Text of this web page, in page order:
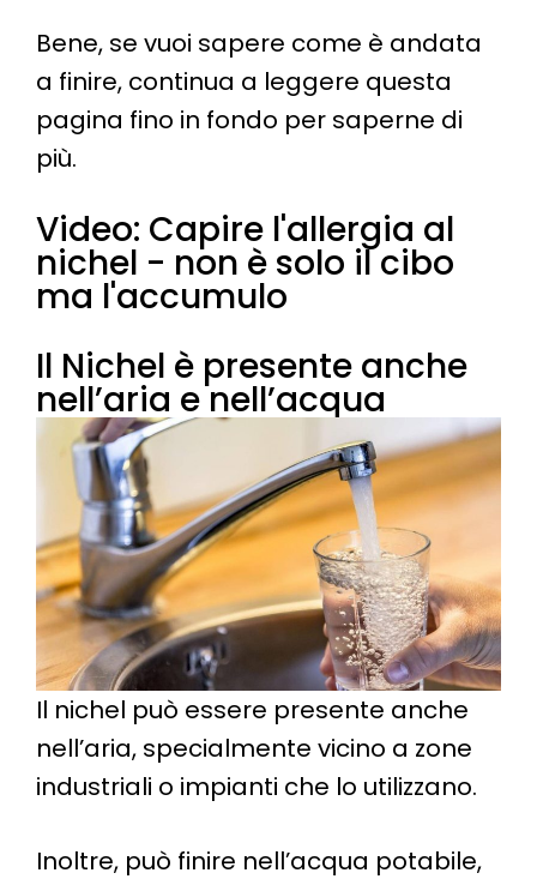
Bene, se vuoi sapere come è andata
a finire, continua a leggere questa
pagina fino in fondo per saperne di
più.
Video: Capire l'allergia al
nichel - non è solo il cibo
ma l'accumulo
Il Nichel è presente anche
nell’aria e nell’acqua
Il nichel può essere presente anche
nell’aria, specialmente vicino a zone
industriali o impianti che lo utilizzano.
Inoltre, può finire nell’acqua potabile,